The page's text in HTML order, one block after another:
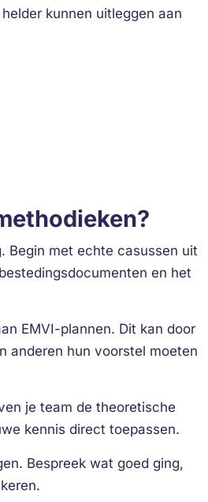
kunnen uitleggen aan
Begin met echte casussen uit
en het
EMVI-plannen. Dit kan door
anderen hun voorstel moeten
je team de theoretische
kennis direct toepassen.
Bespreek wat goed ging,